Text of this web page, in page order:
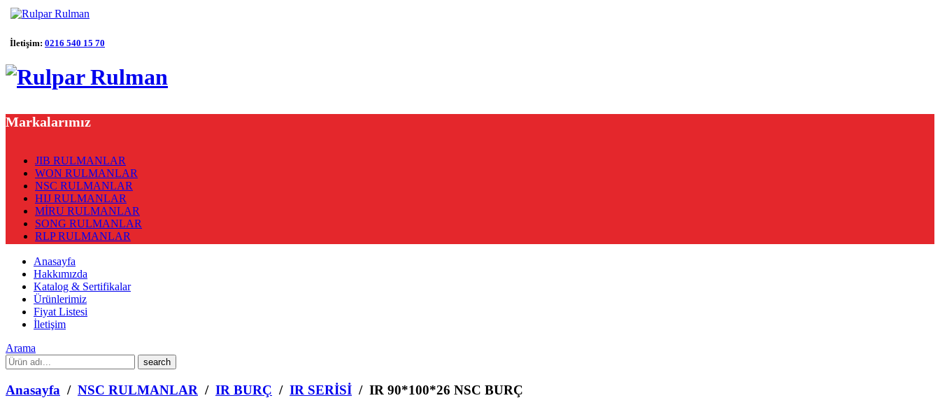
İletişim: 0216 540 15 70
Markalarımız
JIB RULMANLAR
WON RULMANLAR
NSC RULMANLAR
HIJ RULMANLAR
MİRU RULMANLAR
SONG RULMANLAR
RLP RULMANLAR
Anasayfa
Hakkımızda
Katalog & Sertifikalar
Ürünlerimiz
Fiyat Listesi
İletişim
Arama
What
are
you
looking
Anasayfa / NSC RULMANLAR / IR BURÇ / IR SERİSİ / IR 90*100*26 NSC BURÇ